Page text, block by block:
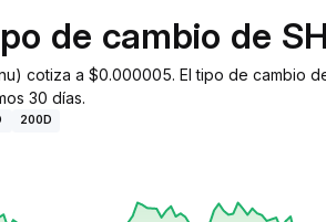
de cambio de
cotiza a $0.000005. El tipo de cambio
30 días.
200D